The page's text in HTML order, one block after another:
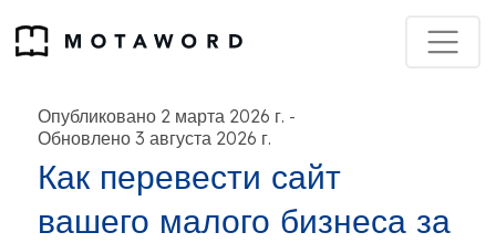
Опубликовано 2 марта 2026 г. -
Обновлено 3 августа 2026 г.
Как перевести сайт
вашего малого бизнеса за